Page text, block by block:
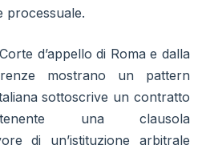
processuale.
d’appello di Roma e dalla
mostrano un pattern
sottoscrive un contratto
una clausola
di un’istituzione arbitrale